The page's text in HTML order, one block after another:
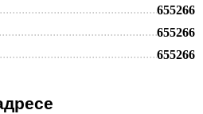
655266
655266
655266